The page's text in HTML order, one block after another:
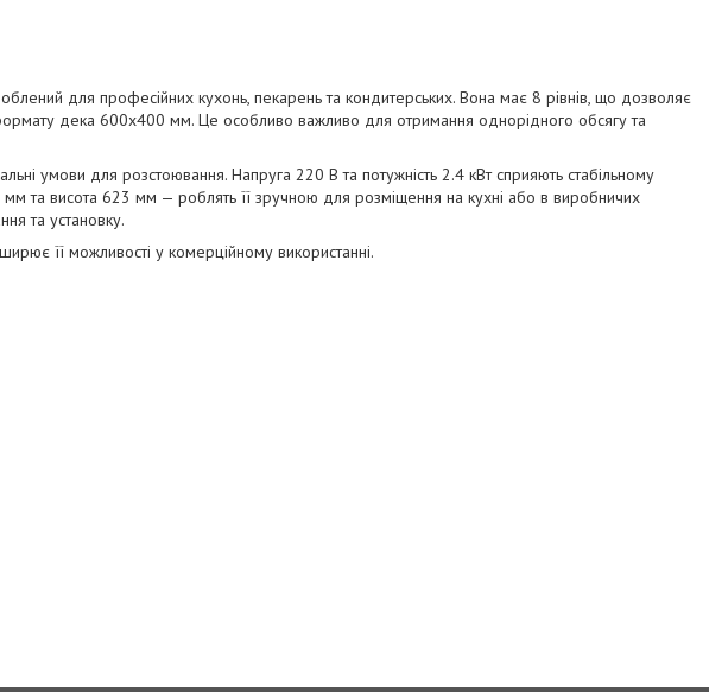
для професійних кухонь, пекарень та кондитерських. Вона має 8 рівнів, що дозволяє
дека 600х400 мм. Це особливо важливо для отримання однорідного обсягу та
умови для розстоювання. Напруга 220 В та потужність 2.4 кВт сприяють стабільному
та висота 623 мм — роблять її зручною для розміщення на кухні або в виробничих
та установку.
її можливості у комерційному використанні.